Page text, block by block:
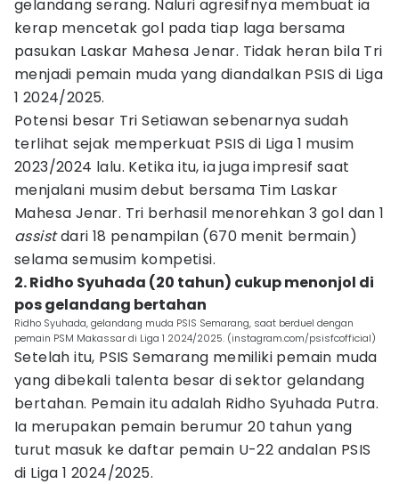
gelandang serang. Naluri agresifnya membuat ia
kerap mencetak gol pada tiap laga bersama
pasukan Laskar Mahesa Jenar. Tidak heran bila Tri
menjadi pemain muda yang diandalkan PSIS di Liga
1 2024/2025.
Potensi besar Tri Setiawan sebenarnya sudah
terlihat sejak memperkuat PSIS di Liga 1 musim
2023/2024 lalu. Ketika itu, ia juga impresif saat
menjalani musim debut bersama Tim Laskar
Mahesa Jenar. Tri berhasil menorehkan 3 gol dan 1
assistdari 18 penampilan (670 menit bermain)
selama semusim kompetisi.
2. Ridho Syuhada (20 tahun) cukup menonjol di
pos gelandang bertahan
Ridho Syuhada, gelandang muda PSIS Semarang, saat berduel dengan
pemain PSM Makassar di Liga 1 2024/2025. (instagram.com/psisfcofficial)
Setelah itu, PSIS Semarang memiliki pemain muda
yang dibekali talenta besar di sektor gelandang
bertahan. Pemain itu adalah Ridho Syuhada Putra.
Ia merupakan pemain berumur 20 tahun yang
turut masuk ke daftar pemain U-22 andalan PSIS
di Liga 1 2024/2025.